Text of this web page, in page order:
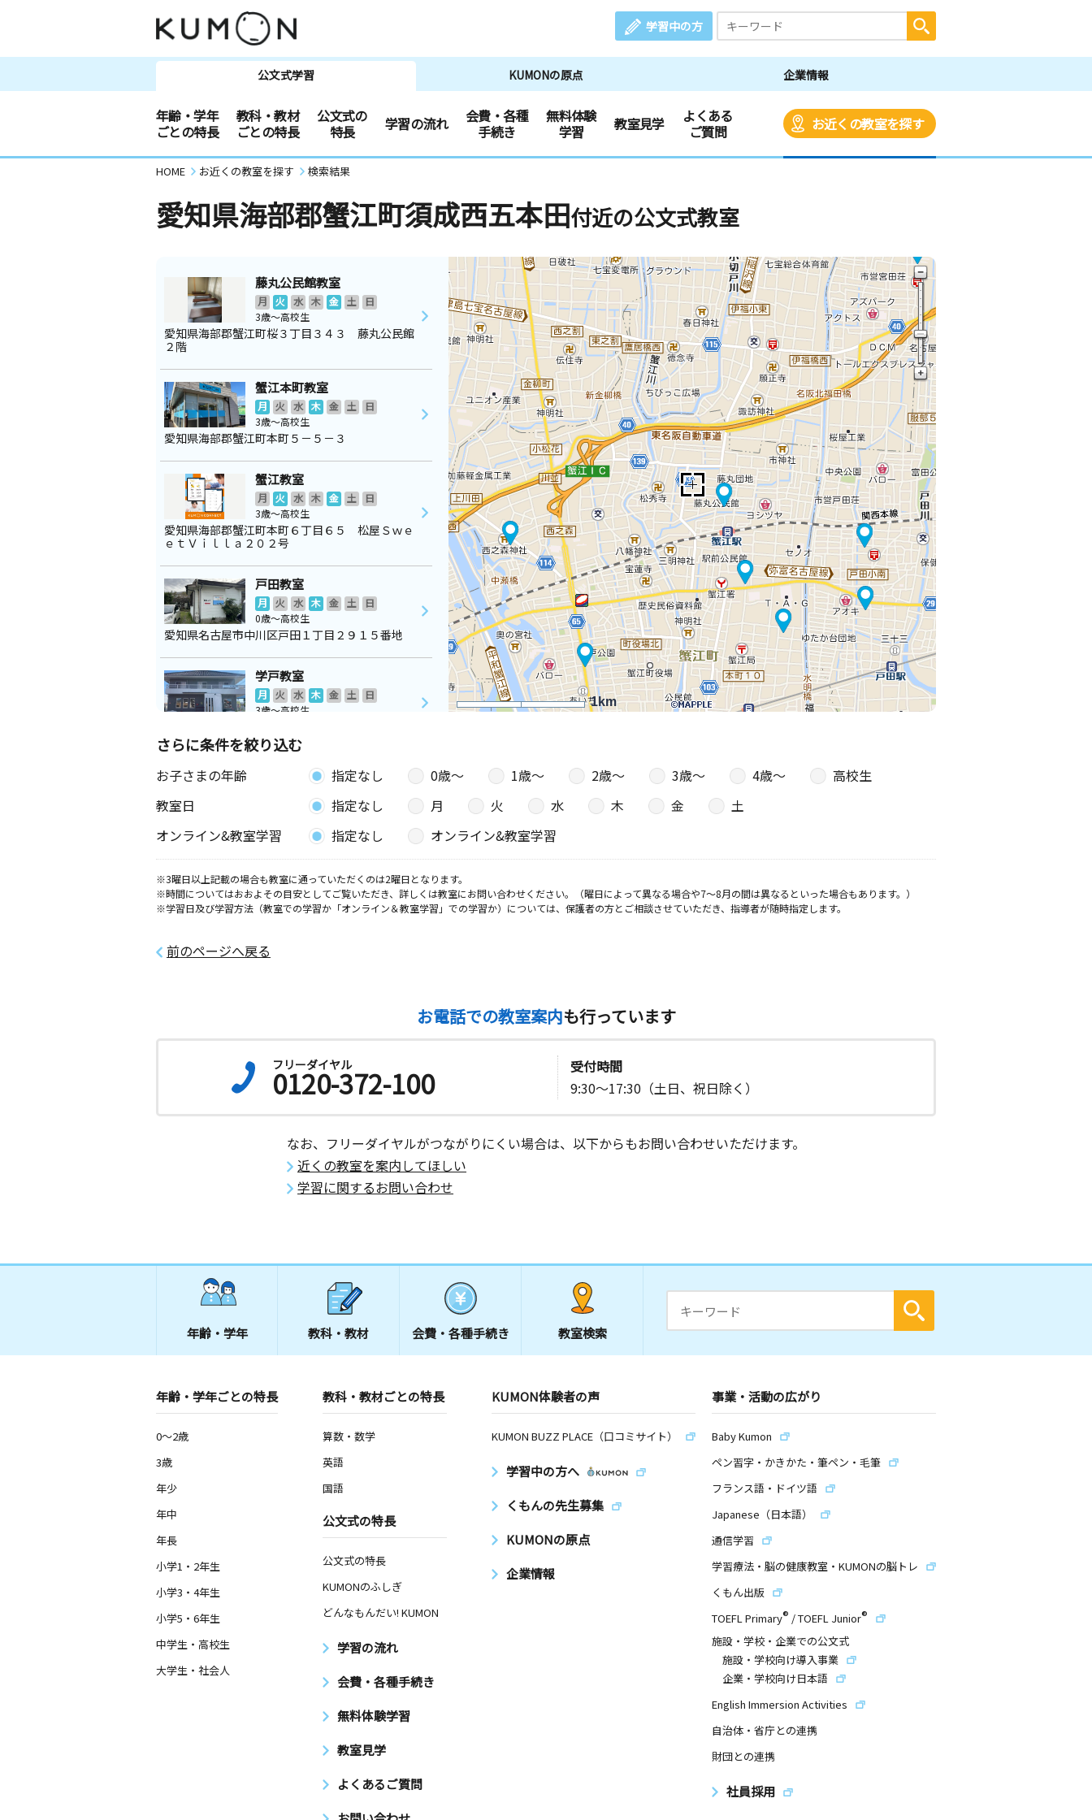
学習中の方
公文式学習 KUMONの原点 企業情報
年齢・学年
ごとの特長
教科・教材
ごとの特長
公文式の
特長
学習の流れ
会費・各種
手続き
無料体験
学習
教室見学
よくある
ご質問
お近くの教室を探す
HOME お近くの教室を探す 検索結果
愛知県海部郡蟹江町須成西五本田付近の公文式教室
1km
藤丸公民館教室
月 火 水 木 金 土
日
3歳～高校生
愛知県海部郡蟹江町桜３丁目３４３ 藤丸公民館
２階
蟹江本町教室
月 火 水 木 金 土
日
3歳～高校生
愛知県海部郡蟹江町本町５－５－３
蟹江教室
月 火 水 木 金 土
日
3歳～高校生
愛知県海部郡蟹江町本町６丁目６５ 松屋Ｓｗｅ
ｅｔＶｉｌｌａ２０２号
戸田教室
月 火 水 木 金 土
日
0歳～高校生
愛知県名古屋市中川区戸田１丁目２９１５番地
学戸教室
月 火 水 木 金 土
日
3歳～高校生
木 金 土 日
0歳～高校生
愛知県海部郡蟹江町西之森１丁目１２２ 西之森
公民館
富田地区会館教室
月 火 水 木 金 土
日
3歳～中学生
５０５－３
さらに条件を絞り込む
お子さまの年齢 指定なし 0歳〜 1歳〜 2歳〜 3歳〜 4歳〜
高校生
教室日
指定なし 月 火 水 木 金
土
オンライン&教室学習
指定なし オンライン&教室学習
※3曜日以上記載の場合も教室に通っていただくのは2曜日となります。
※時間についてはおおよその目安としてご覧いただき、詳しくは教室にお問い合わせください。（曜日によって異なる場合や7～8月の間は異なるといった場合もあります。）
※学習日及び学習方法（教室での学習か「オンライン＆教室学習」での学習か）については、保護者の方とご相談させていただき、指導者が随時指定します。
前のページへ戻る
お電話での教室案内も行っています
フリーダイヤル
0120-372-100
受付時間
9:30～17:30（土日、祝日除く）
なお、フリーダイヤルがつながりにくい場合は、以下からもお問い合わせいただけます。
近くの教室を案内してほしい
学習に関するお問い合わせ
年齢・学年 教科・教材 会費・ 各種手続き 教室検索
年齢・学年ごとの特長
0～2歳
3歳
年少
年中
年長
小学1・2年生
小学3・4年生
小学5・6年生
中学生・高校生
大学生・社会人
教科・教材ごとの特長
算数・数学
英語
国語
公文式の特長
公文式の特長
KUMONのふしぎ
どんなもんだい! KUMON
学習の流れ
会費・各種手続き
無料体験学習
教室見学
よくあるご質問
KUMON体験者の声
KUMON BUZZ PLACE（口コミサイト）
学習中の方へ
くもんの先生募集
KUMONの原点
企業情報
事業・活動の広がり
Baby Kumon
ペン習字・かきかた・筆ペン・毛筆
フランス語・ドイツ語
Japanese（日本語）
通信学習
学習療法・脳の健康教室・KUMONの脳トレ
くもん出版
TOEFL Primary® /TOEFL Junior®
施設・学校・企業での公文式
施設・学校向け導入事業
企業・学校向け日本語
English Immersion Activities
自治体・省庁との連携
財団との連携
社員採用